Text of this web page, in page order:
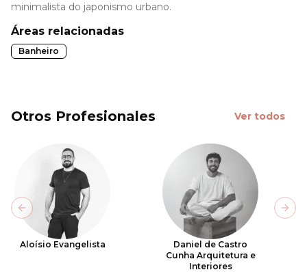
minimalista do japonismo urbano.
Áreas relacionadas
Banheiro
Otros Profesionales Ver todos
Aloísio Evangelista
Daniel de Castro
Cunha Arquitetura e
Interiores
Previous slide